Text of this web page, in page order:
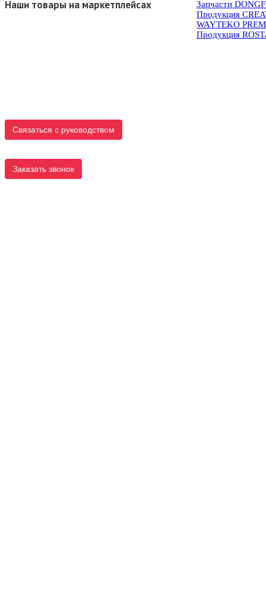
Наши товары на маркетплейсах
Связаться с руководством
Заказать звонок
Запчасти
Продукция
WAYTEKO
Продукция